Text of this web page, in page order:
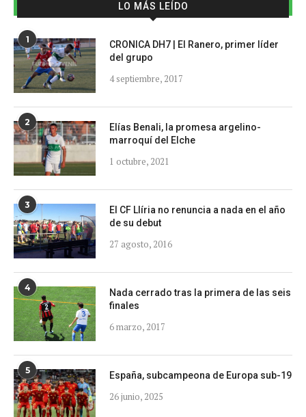
LO MÁS LEÍDO
1
CRONICA DH7 | El Ranero, primer líder
del grupo
4 septiembre, 2017
2
Elías Benali, la promesa argelino-
marroquí del Elche
1 octubre, 2021
3
El CF Llíria no renuncia a nada en el año
de su debut
27 agosto, 2016
4
Nada cerrado tras la primera de las seis
finales
6 marzo, 2017
5 España, subcampeona de Europa sub-19
26 junio, 2025